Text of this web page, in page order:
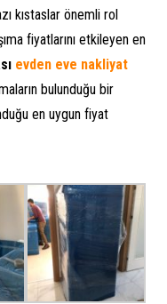
kıstaslar önemli rol
fiyatlarını etkileyen en
evden eve nakliyat
bulunduğu bir
en uygun fiyat